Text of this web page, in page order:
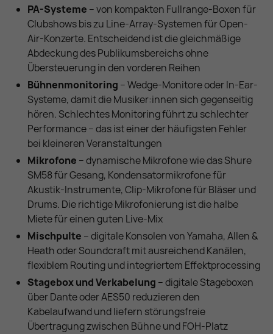
PA-Systeme – von kompakten Fullrange-Boxen für
Clubshows bis zu Line-Array-Systemen für Open-
Air-Konzerte. Entscheidend ist die gleichmäßige
Abdeckung des Publikumsbereichs ohne
Übersteuerung in den vorderen Reihen
Bühnenmonitoring – Wedge-Monitore oder In-Ear-
Systeme, damit die Musiker:innen sich gegenseitig
hören. Schlechtes Monitoring führt zu schlechter
Performance – das ist einer der häufigsten Fehler
bei kleineren Veranstaltungen
Mikrofone – dynamische Mikrofone wie das Shure
SM58 für Gesang, Kondensatormikrofone für
Akustik-Instrumente, Clip-Mikrofone für Bläser und
Drums. Die richtige Mikrofonierung ist die halbe
Miete für einen guten Live-Mix
Mischpulte – digitale Konsolen von Yamaha, Allen &
Heath oder Soundcraft mit ausreichend Kanälen,
flexiblem Routing und integriertem Effektprocessing
Stagebox und Verkabelung – digitale Stageboxen
über Dante oder AES50 reduzieren den
Kabelaufwand und liefern störungsfreie
Übertragung zwischen Bühne und FOH-Platz